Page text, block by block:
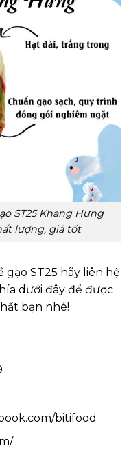
ST25 Khang Hưng
lượng, giá tốt
gạo ST25 hãy liên hệ
dưới đây để được
bạn nhé!
bitifood